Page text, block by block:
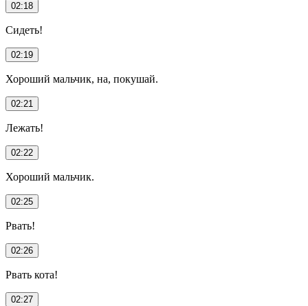
02:18
Сидеть!
02:19
Хороший мальчик, на, покушай.
02:21
Лежать!
02:22
Хороший мальчик.
02:25
Рвать!
02:26
Рвать кота!
02:27